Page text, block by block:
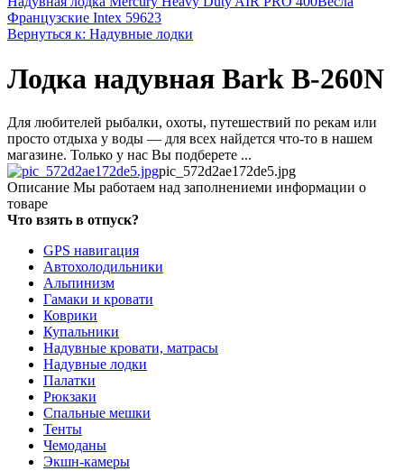
Французские Intex 59623
Вернуться к: Надувные лодки
Лодка надувная Bark B-260N
Для любителей рыбалки, охоты, путешествий по рекам или
просто отдыха у воды — для всех найдется что-то в нашем
магазине. Только у нас Вы подберете ...
pic_572d2ae172de5.jpg
Описание Мы работаем над заполнениеми информации о
товаре
Что взять в отпуск?
GPS навигация
Автохолодильники
Альпинизм
Гамаки и кровати
Коврики
Купальники
Надувные кровати, матрасы
Надувные лодки
Палатки
Рюкзаки
Спальные мешки
Тенты
Чемоданы
Экшн-камеры